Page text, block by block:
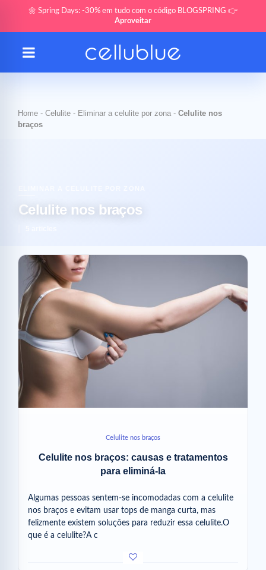
🌼 Spring Days: -30% em tudo com o código BLOGSPRING 👉
Aproveitar
Home - Celulite - Eliminar a celulite por zona - Celulite nos
braços
Celulite nos braços
Celulite nos braços
Celulite nos braços: causas e tratamentos
para eliminá-la
Algumas pessoas sentem-se incomodadas com a celulite
nos braços e evitam usar tops de manga curta, mas
felizmente existem soluções para reduzir essa celulite.O
que é a celulite?A c